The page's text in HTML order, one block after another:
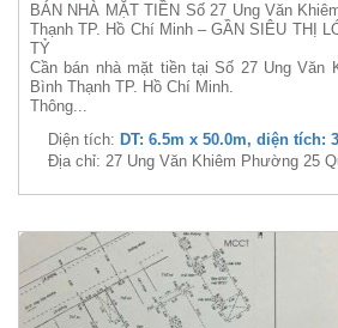
BÁN NHÀ MẶT TIỀN Số 27 Ung Văn
Thạnh TP. Hồ Chí Minh – GẦN SIÊU THỊ
TỶ
Cần bán nhà mặt tiền tại Số 27 Ung Văn
Bình Thạnh TP. Hồ Chí Minh.
Thông...
Diện tích: DT: 6.5m x 50.0m, diện tích:
Địa chỉ: 27 Ung Văn Khiêm Phường 25